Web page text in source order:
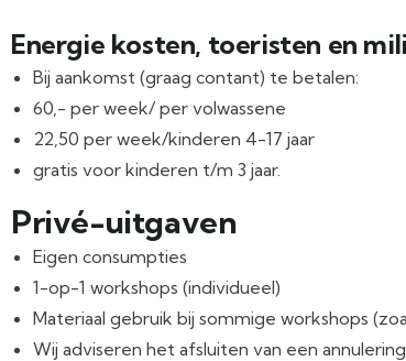
Energie kosten, toeristen en
Bij aankomst (graag contant) te betalen:
60,- per week/ per volwassene
22,50 per week/kinderen 4-17 jaar
gratis voor kinderen t/m 3 jaar.
Privé-uitgaven
Eigen consumpties
1-op-1 workshops (individueel)
Materiaal gebruik bij sommige workshops
Wij adviseren het afsluiten van een